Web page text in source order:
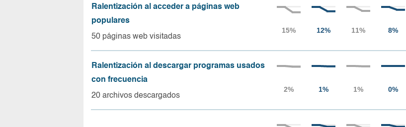
Ralentización al acceder a páginas web
populares
50 páginas web visitadas
Ralentización al descargar programas usados
con frecuencia
20 archivos descargados